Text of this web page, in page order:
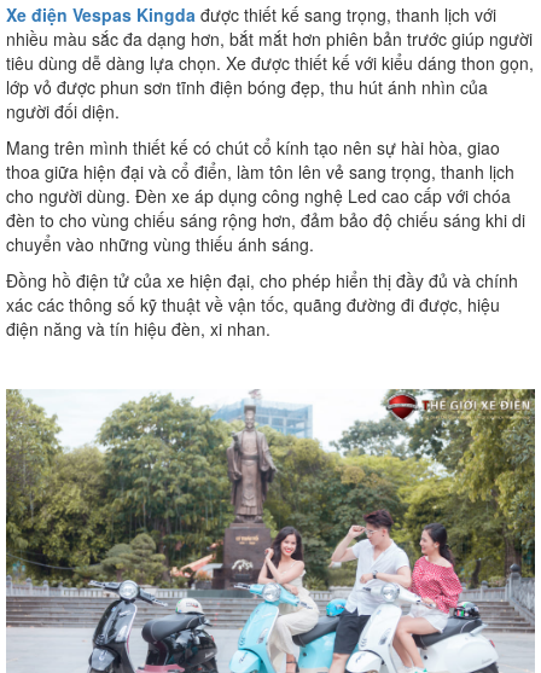
Xe điện Vespas Kingda được thiết kế sang trọng, thanh lịch với
nhiều màu sắc đa dạng hơn, bắt mắt hơn phiên bản trước giúp người
tiêu dùng dễ dàng lựa chọn. Xe được thiết kế với kiểu dáng thon gọn,
lớp vỏ được phun sơn tĩnh điện bóng đẹp, thu hút ánh nhìn của
người đối diện.
Mang trên mình thiết kế có chút cổ kính tạo nên sự hài hòa, giao
thoa giữa hiện đại và cổ điển, làm tôn lên vẻ sang trọng, thanh lịch
cho người dùng. Đèn xe áp dụng công nghệ Led cao cấp với chóa
đèn to cho vùng chiếu sáng rộng hơn, đảm bảo độ chiếu sáng khi di
chuyển vào những vùng thiếu ánh sáng.
Đồng hồ điện tử của xe hiện đại, cho phép hiển thị đầy đủ và chính
xác các thông số kỹ thuật về vận tốc, quãng đường đi được, hiệu
điện năng và tín hiệu đèn, xi nhan.